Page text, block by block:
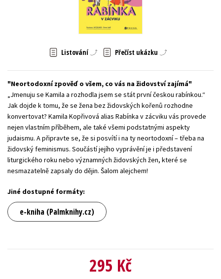
Zahraniční literatura
Všechny tituly
Listování Přečíst ukázku
Neortodoxní zpověď o všem, co vás na židovství zajímá
„Jmenuju se Kamila a rozhodla jsem se stát první českou rabínkou.“
Jak dojde k tomu, že se žena bez židovských kořenů rozhodne
konvertovat? Kamila Kopřivová alias Rabínka v zácviku vás provede
nejen vlastním příběhem, ale také všemi podstatnými aspekty
judaismu. A připravte se, že si posvítí i na ty neortodoxní – třeba na
židovský feminismus. Součástí jejího vyprávění je i představení
liturgického roku nebo významných židovských žen, které se
nesmazatelně zapsaly do dějin. Šalom alejchem!
Jiné dostupné formáty:
e-kniha (Palmknihy.cz)
295 Kč